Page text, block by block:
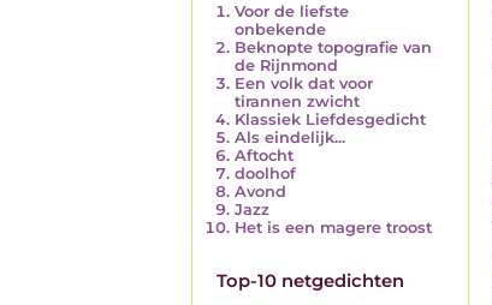
Voor de liefste
onbekende
Beknopte topografie van
de Rijnmond
Een volk dat voor
tirannen zwicht
Klassiek Liefdesgedicht
Als eindelijk...
Aftocht
doolhof
Avond
Jazz
Het is een magere troost
Top-10 netgedichten